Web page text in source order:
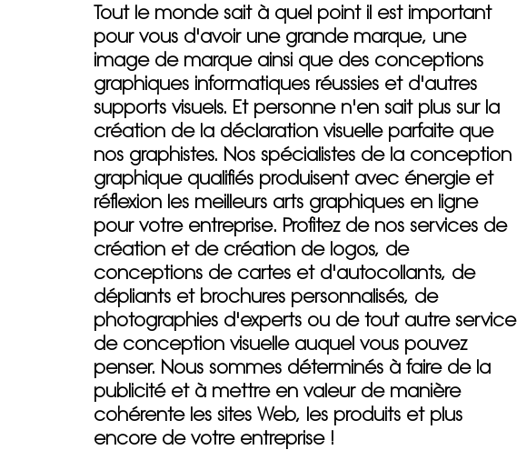
Tout le monde sait à quel point il est important
pour vous d'avoir une grande marque, une
image de marque ainsi que des conceptions
graphiques informatiques réussies et d'autres
supports visuels. Et personne n'en sait plus sur la
création de la déclaration visuelle parfaite que
nos graphistes. Nos spécialistes de la conception
graphique qualifiés produisent avec énergie et
réflexion les meilleurs arts graphiques en ligne
pour votre entreprise. Profitez de nos services de
création et de création de logos, de
conceptions de cartes et d'autocollants, de
dépliants et brochures personnalisés, de
photographies d'experts ou de tout autre service
de conception visuelle auquel vous pouvez
penser. Nous sommes déterminés à faire de la
publicité et à mettre en valeur de manière
cohérente les sites Web, les produits et plus
encore de votre entreprise !